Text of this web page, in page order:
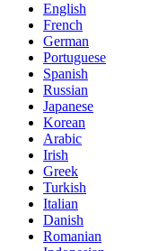
English
French
German
Portuguese
Spanish
Russian
Japanese
Korean
Arabic
Irish
Greek
Turkish
Italian
Danish
Romanian